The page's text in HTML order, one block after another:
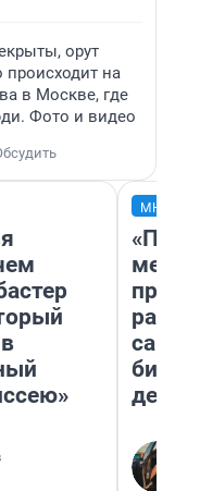
орут
происходит на
в Москве, где
Фото и видео